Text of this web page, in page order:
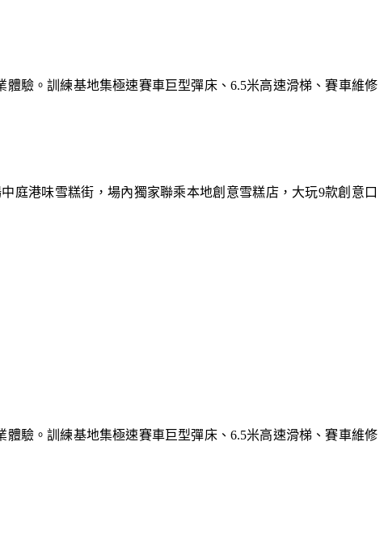
驗。訓練基地集極速賽車巨型彈床、6.5米高速滑梯、賽車維修
庭港味雪糕街，場內獨家聯乘本地創意雪糕店，大玩9款創意口
驗。訓練基地集極速賽車巨型彈床、6.5米高速滑梯、賽車維修